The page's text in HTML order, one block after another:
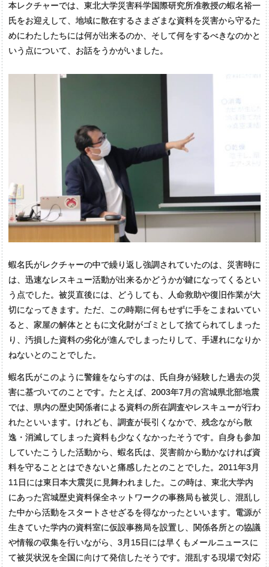
本レクチャーでは、東北大学災害科学国際研究所准教授の蝦名裕一
氏をお迎えして、地域に散在するさまざまな資料を災害から守るた
めにわたしたちには何が出来るのか、そして何をするべきなのかと
いう点について、お話をうかがいました。
蝦名氏がレクチャーの中で繰り返し強調されていたのは、災害時に
は、迅速なレスキュー活動が出来るかどうかが鍵になってくるとい
う点でした。被災直後には、どうしても、人命救助や復旧作業が大
切になってきます。ただ、この時期に何もせずに手をこまねいてい
ると、家屋の解体とともに文化財がゴミとして捨てられてしまった
り、汚損した資料の劣化が進んでしまったりして、手遅れになりか
ねないとのことでした。
蝦名氏がこのように警鐘をならすのは、氏自身が経験した過去の災
害に基づいてのことです。たとえば、2003年7月の宮城県北部地震
では、県内の歴史関係者による資料の所在調査やレスキューが行わ
れたといいます。けれども、調査が長引くなかで、残念ながら散
逸・消滅してしまった資料も少なくなかったそうです。自身も参加
していたこうした活動から、蝦名氏は、災害前から動かなければ資
料を守ることとはできないと痛感したとのことでした。2011年3月
11日には東日本大震災に見舞われました。この時は、東北大学内
にあった宮城歴史資料保全ネットワークの事務局も被災し、混乱し
た中から活動をスタートさせざるを得なかったといいます。電源が
生きていた学内の資料室に仮設事務局を設置し、関係各所との協議
や情報の収集を行いながら、3月15日には早くもメールニュースに
て被災状況を全国に向けて発信したそうです。混乱する現場で対応